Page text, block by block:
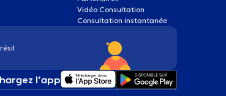
Vidéo Consultation
Consultation instantanée
l’app